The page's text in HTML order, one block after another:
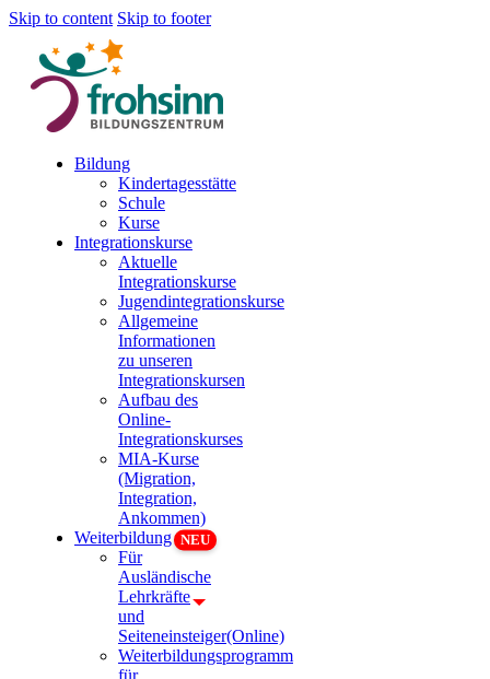
Skip to content Skip to footer
Bildung
Kindertagesstätte
Schule
Kurse
Integrationskurse
Aktuelle
Integrationskurse
Jugendintegrationskurse
Allgemeine
Informationen
zu unseren
Integrationskursen
Aufbau des
Online-
Integrationskurses
MIA-Kurse
(Migration,
Integration,
Ankommen)
Weiterbildung
Für
Ausländische
Lehrkräfte
und
Seiteneinsteiger(Online)
Weiterbildungsprogramm
für